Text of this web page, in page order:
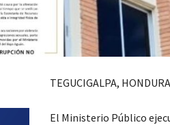
TEGUCIGALPA,
El Ministerio Público